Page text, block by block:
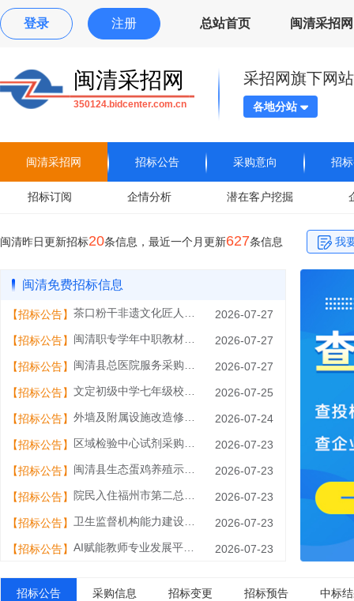
登录 注册 总站首页 闽清采招网
闽清采招网
350124.bidcenter.com.cn
采招网旗下网站
各地分站
闽清采招网 招标公告 采购意向 招
招标订阅 企情分析 潜在客户挖掘
闽清昨日更新招标20条信息，最近一个月更新627条信息 我
闽清免费招标信息
【招标公告】 2026-07-27
【招标公告】 2026-07-27
【招标公告】 2026-07-27
【招标公告】 2026-07-25
【招标公告】 2026-07-24
【招标公告】 2026-07-23
【招标公告】 2026-07-23
【招标公告】 2026-07-23
【招标公告】 2026-07-23
【招标公告】 2026-07-23
招标公告 采购信息 招标变更 招标预告 中标